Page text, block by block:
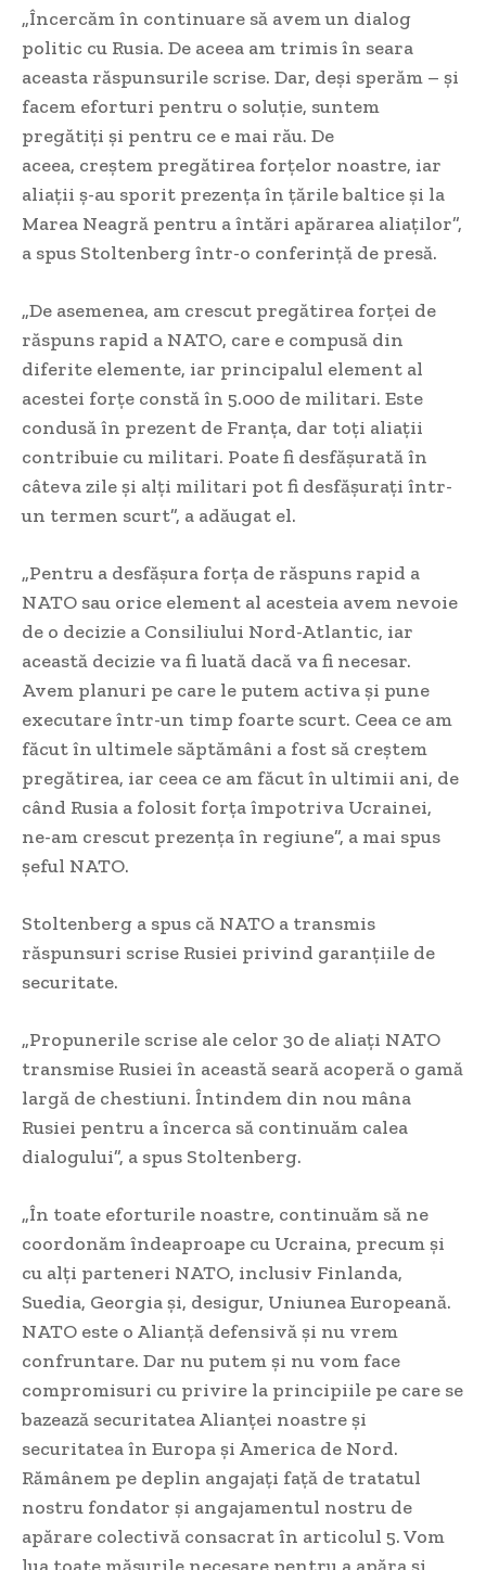
„Încercăm în continuare să avem un dialog
politic cu Rusia. De aceea am trimis în seara
aceasta răspunsurile scrise. Dar, deși sperăm – și
facem eforturi pentru o soluție, suntem
pregătiți și pentru ce e mai rău. De
aceea, creștem pregătirea forțelor noastre, iar
aliații ș-au sporit prezența în țările baltice și la
Marea Neagră pentru a întări apărarea aliaților”,
a spus Stoltenberg într-o conferință de presă.
„De asemenea, am crescut pregătirea forței de
răspuns rapid a NATO, care e compusă din
diferite elemente, iar principalul element al
acestei forțe constă în 5.000 de militari. Este
condusă în prezent de Franța, dar toți aliații
contribuie cu militari. Poate fi desfășurată în
câteva zile și alți militari pot fi desfășurați într-
un termen scurt”, a adăugat el.
„Pentru a desfășura forța de răspuns rapid a
NATO sau orice element al acesteia avem nevoie
de o decizie a Consiliului Nord-Atlantic, iar
această decizie va fi luată dacă va fi necesar.
Avem planuri pe care le putem activa și pune
executare într-un timp foarte scurt. Ceea ce am
făcut în ultimele săptămâni a fost să creștem
pregătirea, iar ceea ce am făcut în ultimii ani, de
când Rusia a folosit forța împotriva Ucrainei,
ne-am crescut prezența în regiune”, a mai spus
șeful NATO.
Stoltenberg a spus că NATO a transmis
răspunsuri scrise Rusiei privind garanţiile de
securitate.
„Propunerile scrise ale celor 30 de aliaţi NATO
transmise Rusiei în această seară acoperă o gamă
largă de chestiuni. Întindem din nou mâna
Rusiei pentru a încerca să continuăm calea
dialogului”, a spus Stoltenberg.
„În toate eforturile noastre, continuăm să ne
coordonăm îndeaproape cu Ucraina, precum şi
cu alţi parteneri NATO, inclusiv Finlanda,
Suedia, Georgia şi, desigur, Uniunea Europeană.
NATO este o Alianţă defensivă şi nu vrem
confruntare. Dar nu putem şi nu vom face
compromisuri cu privire la principiile pe care se
bazează securitatea Alianţei noastre şi
securitatea în Europa şi America de Nord.
Rămânem pe deplin angajaţi faţă de tratatul
nostru fondator şi angajamentul nostru de
apărare colectivă consacrat în articolul 5. Vom